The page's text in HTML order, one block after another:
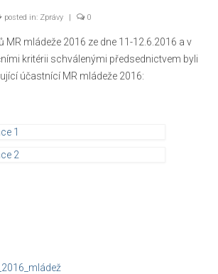
soutěží
– zkrácená
posted in: Zprávy | 0
MR mládeže 2016 ze dne 11-12.6.2016 a v
kritérii schválenými předsednictvem byli
účastnící MR mládeže 2016: